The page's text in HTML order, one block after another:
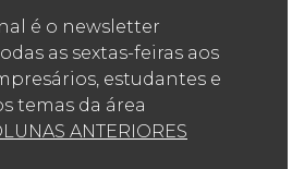
é o newsletter
as sextas-feiras aos
estudantes e
temas da área
ANTERIORES